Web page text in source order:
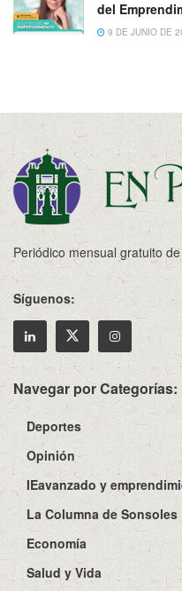
del
9 DE JUNIO DE
Periódico mensual gratuito
Síguenos:
Navegar por Categorías:
Deportes
Opinión
IEavanzado y
La Columna de Sonsoles
Economía
Salud y Vida